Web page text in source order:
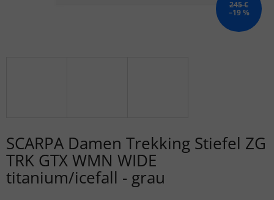
245 €
–19 %
SCARPA Damen Trekking Stiefel ZG
TRK GTX WMN WIDE
titanium/icefall - grau